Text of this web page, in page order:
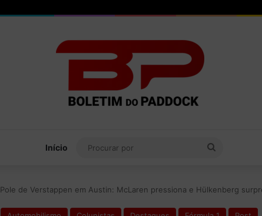
Início
Pole de Verstappen em Austin: McLaren pressiona e Hülkenberg